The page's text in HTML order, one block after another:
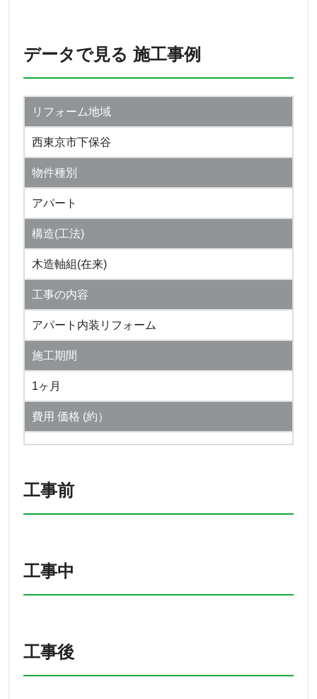
データで見る 施工事例
リフォーム地域
西東京市下保谷
物件種別
アパート
構造(工法)
木造軸組(在来)
工事の内容
アパート内装リフォーム
施工期間
1ヶ月
費用 価格 (約）
工事前
工事中
工事後